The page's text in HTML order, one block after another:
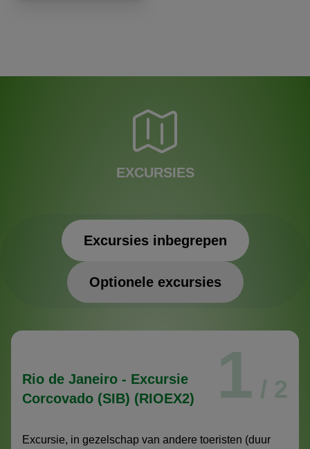
EXCURSIES
Excursies inbegrepen
Optionele excursies
Excursies inbegrepen
Rio de Janeiro - Excursie
Corcovado (SIB) (RIOEX2)
1 / 2
Excursie, in gezelschap van andere toeristen (duur